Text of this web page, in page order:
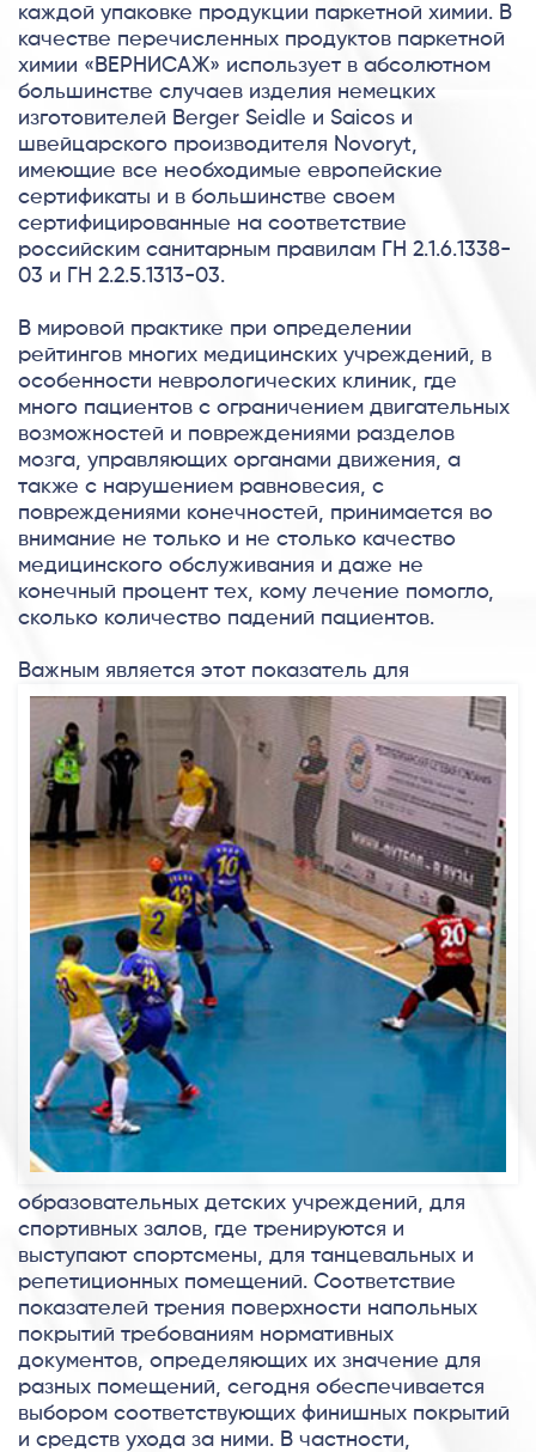
каждой упаковке продукции паркетной химии. В
качестве перечисленных продуктов паркетной
химии «ВЕРНИСАЖ» использует в абсолютном
большинстве случаев изделия немецких
изготовителей Berger Seidle и Saicos и
швейцарского производителя Novoryt,
имеющие все необходимые европейские
сертификаты и в большинстве своем
сертифицированные на соответствие
российским санитарным правилам ГН 2.1.6.1338-
03 и ГН 2.2.5.1313-03.
В мировой практике при определении
рейтингов многих медицинских учреждений, в
особенности неврологических клиник, где
много пациентов с ограничением двигательных
возможностей и повреждениями разделов
мозга, управляющих органами движения, а
также с нарушением равновесия, с
повреждениями конечностей, принимается во
внимание не только и не столько качество
медицинского обслуживания и даже не
конечный процент тех, кому лечение помогло,
сколько количество падений пациентов.
Важным является этот показатель для
образовательных детских учреждений, для
спортивных залов, где тренируются и
выступают спортсмены, для танцевальных и
репетиционных помещений. Соответствие
показателей трения поверхности напольных
покрытий требованиям нормативных
документов, определяющих их значение для
разных помещений, сегодня обеспечивается
выбором соответствующих финишных покрытий
и средств ухода за ними. В частности,